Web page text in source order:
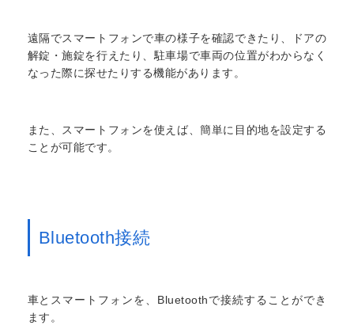
遠隔でスマートフォンで車の様子を確認できたり、ドアの
解錠・施錠を行えたり、駐車場で車両の位置がわからなく
なった際に探せたりする機能があります。
また、スマートフォンを使えば、簡単に目的地を設定する
ことが可能です。
Bluetooth接続
車とスマートフォンを、Bluetoothで接続することができ
ます。